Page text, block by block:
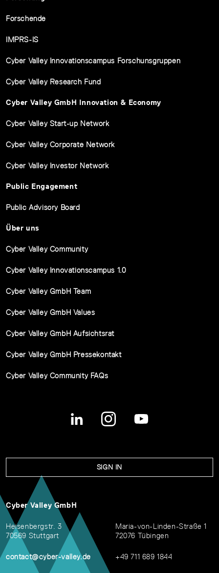
Forschende
IMPRS-IS
Cyber Valley Innovationscampus Forschunsgruppen
Cyber Valley Research Fund
Cyber Valley GmbH Innovation & Economy
Cyber Valley Start-up Network
Cyber Valley Corporate Network
Cyber Valley Investor Network
Public Engagement
Public Advisory Board
Über uns
Cyber Valley Community
Cyber Valley Innovationscampus 1.0
Cyber Valley GmbH Team
Cyber Valley GmbH Values
Cyber Valley GmbH Aufsichtsrat
Cyber Valley GmbH Pressekontakt
Cyber Valley Community FAQs
SIGN IN
Cyber Valley GmbH
Heisenbergstr. 3
70569 Stuttgart
contact@cyber-valley.de
Maria-von-Linden-Straße 1
72076 Tübingen
+49 711 689 1844